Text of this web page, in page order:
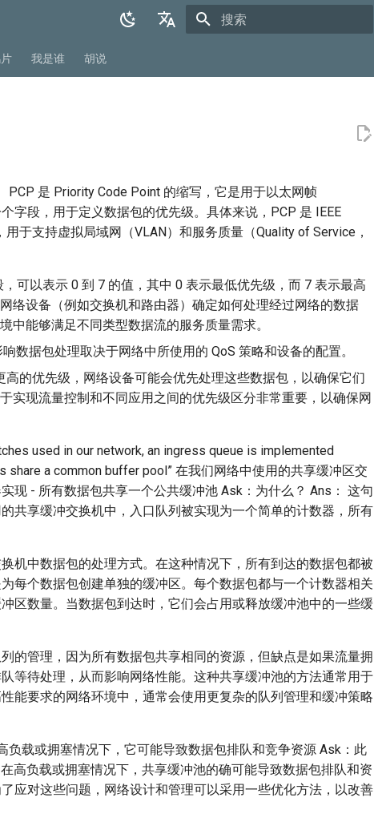
我是谁 胡说
PCP 是 Priority Code Point 的缩写，它是用于以太网帧
字段，用于定义数据包的优先级。具体来说，PCP 是 IEEE
于支持虚拟局域网（VLAN）和服务质量（Quality of Service，
可以表示 0 到 7 的值，其中 0 表示最低优先级，而 7 表示最高
络设备（例如交换机和路由器）确定如何处理经过网络的数据
中能够满足不同类型数据流的服务质量需求。
数据包处理取决于网络中所使用的 QoS 策略和设备的配置。
高的优先级，网络设备可能会优先处理这些数据包，以确保它们
实现流量控制和不同应用之间的优先级区分非常重要，以确保网
used in our network, an ingress queue is implemented
share a common buffer pool” 在我们网络中使用的共享缓冲区交
现 - 所有数据包共享一个公共缓冲池 Ask：为什么？ Ans： 这句
共享缓冲交换机中，入口队列被实现为一个简单的计数器，所有
机中数据包的处理方式。在这种情况下，所有到达的数据包都被
每个数据包创建单独的缓冲区。每个数据包都与一个计数器相关
区数量。当数据包到达时，它们会占用或释放缓冲池中的一些缓
的管理，因为所有数据包共享相同的资源，但缺点是如果流量拥
等待处理，从而影响网络性能。这种共享缓冲池的方法通常用于
能要求的网络环境中，通常会使用更复杂的队列管理和缓冲策略
负载或拥塞情况下，它可能导致数据包排队和竞争资源 Ask：此
高负载或拥塞情况下，共享缓冲池的确可能导致数据包排队和资
应对这些问题，网络设计和管理可以采用一些优化方法，以改善